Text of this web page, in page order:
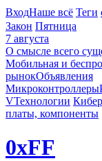
ВходНаше всё Теги
Закон Пятница
7 августа
О смысле всего
Мобильная и
рынокОбъявления
Микроконтроллеры
VТехнологии
платы, компоненты
0xFF